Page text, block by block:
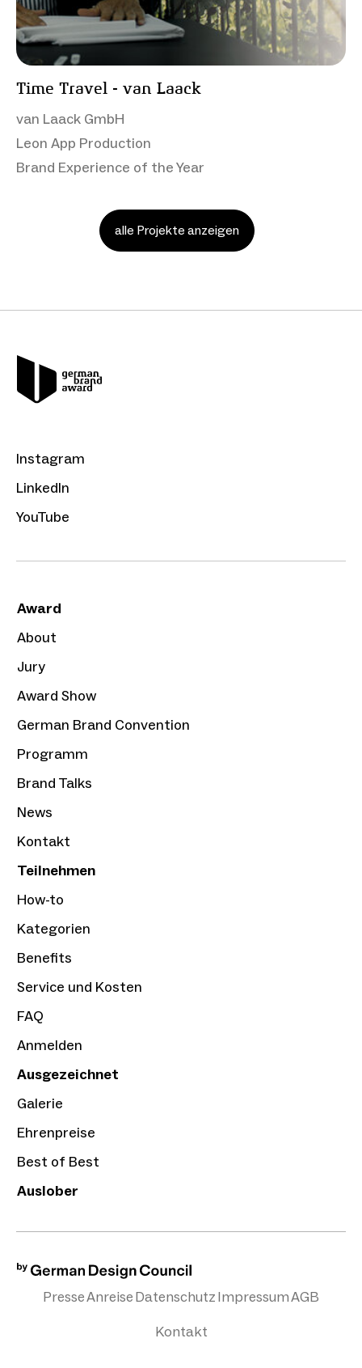
Time Travel - van Laack
van Laack GmbH
Leon App Production
Brand Experience of the Year
alle Projekte anzeigen
Instagram
LinkedIn
YouTube
Award
About
Jury
Award Show
German Brand Convention
Programm
Brand Talks
News
Kontakt
Teilnehmen
How-to
Kategorien
Benefits
Service und Kosten
FAQ
Anmelden
Ausgezeichnet
Galerie
Ehrenpreise
Best of Best
Auslober
PresseAnreiseDatenschutzImpressumAGB
Kontakt